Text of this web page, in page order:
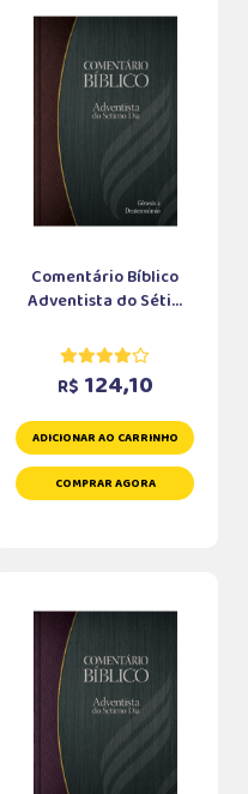
Comentário Bíblico
Adventista do Séti...
R$ 124,10
ADICIONAR AO CARRINHO
COMPRAR AGORA